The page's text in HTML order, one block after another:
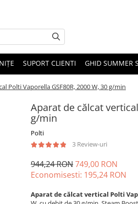
SUPORT CLIENTI GHID SUMMER
Polti Vaporella GSF80R, 2000 W, 30 g/min
Aparat de călcat
g/min
Polti
3 Review-uri
944,24 RON749,00 RON
Economisesti: 195,24 RON
Aparat de călcat vertical Polti